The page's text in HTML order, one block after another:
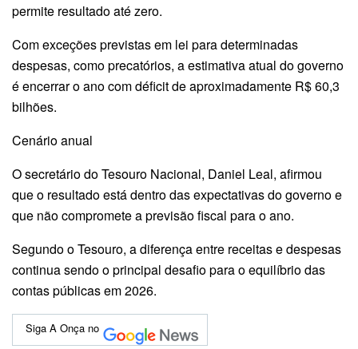
permite resultado até zero.
Com exceções previstas em lei para determinadas
despesas, como precatórios, a estimativa atual do governo
é encerrar o ano com déficit de aproximadamente R$ 60,3
bilhões.
Cenário anual
O secretário do Tesouro Nacional, Daniel Leal, afirmou
que o resultado está dentro das expectativas do governo e
que não compromete a previsão fiscal para o ano.
Segundo o Tesouro, a diferença entre receitas e despesas
continua sendo o principal desafio para o equilíbrio das
contas públicas em 2026.
Siga A Onça no